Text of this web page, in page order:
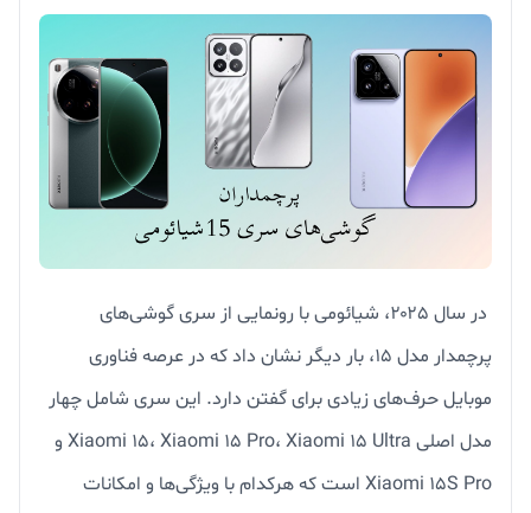
در سال ۲۰۲۵، شیائومی با رونمایی از سری گوشی‌های
پرچمدار مدل ۱۵، بار دیگر نشان داد که در عرصه فناوری
موبایل حرف‌های زیادی برای گفتن دارد. این سری شامل چهار
مدل اصلی Xiaomi 15، Xiaomi 15 Pro، Xiaomi 15 Ultra و
Xiaomi 15S Pro است که هرکدام با ویژگی‌ها و امکانات